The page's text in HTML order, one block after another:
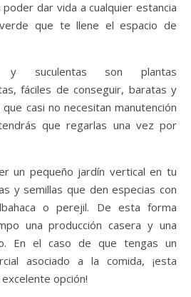
dar vida a cualquier estancia
que te llene el espacio de
y suculentas son plantas
fáciles de conseguir, baratas y
casi no necesitan manutención
que regarlas una vez por
un pequeño jardín vertical en tu
y semillas que den especias con
o perejil. De esta forma
una producción casera y una
En el caso de que tengas un
asociado a la comida, ¡esta
opción!